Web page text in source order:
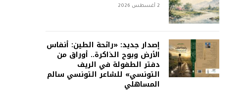
2 أغسطس 2026
إصدار جديد: «رائحة الطين: أنفاس
الأرض وبوح الذاكرة.. أوراق من
دفتر الطفولة في الريف
التونسي» للشاعر التونسي سالم
المساهلي